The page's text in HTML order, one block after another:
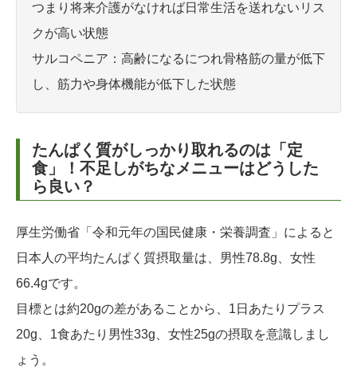
つまり将来介護がなければ日常生活を送れないリス
クが高い状態
サルコペニア：高齢になるにつれ骨格筋の量が低下
し、筋力や身体機能が低下した状態
たんぱく質がしっかり取れるのは「定
食」！不足しがちなメニューはどうした
ら良い？
厚生労働省「令和元年の国民健康・栄養調査」によると
日本人の平均たんぱく質摂取量は、男性78.8g、女性
66.4gです。
目標とは約20gの差があることから、1日あたりプラス
20g、1食あたり男性33g、女性25gの摂取を意識しまし
ょう。